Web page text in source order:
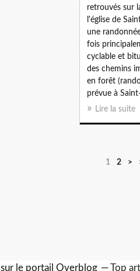
retrouvés sur
l'église de
une
fois
cyclable et
des chemins
en forêt
prévue à
Lire la suite
1 2 >
sur le portail Overblog Top